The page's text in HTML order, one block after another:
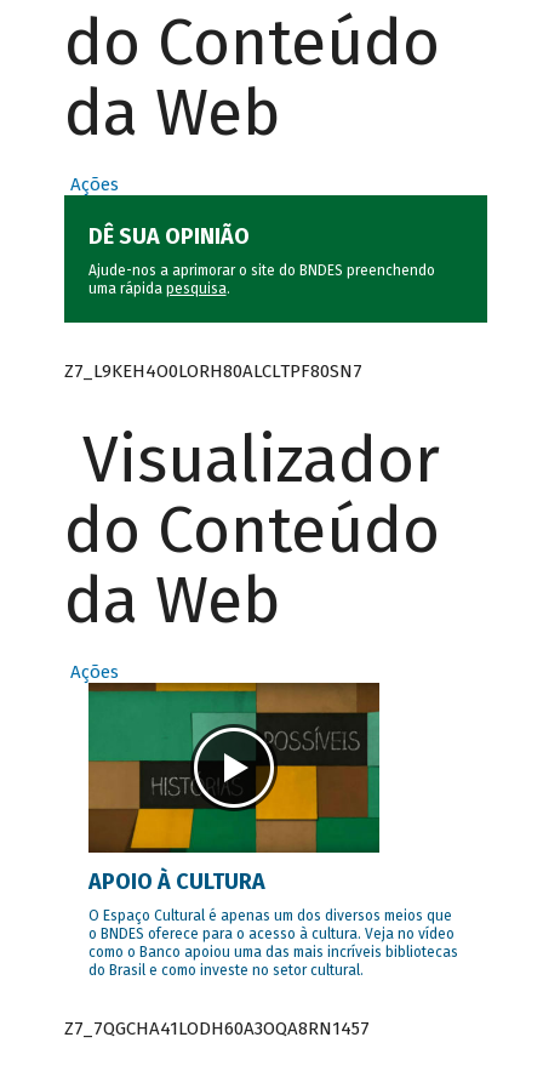
do Conteúdo
da Web
Ações
DÊ SUA OPINIÃO
Ajude-nos a aprimorar o site do BNDES preenchendo
uma rápida pesquisa.
Z7_L9KEH4O0LORH80ALCLTPF80SN7
Visualizador
do Conteúdo
da Web
Ações
APOIO À CULTURA
O Espaço Cultural é apenas um dos diversos meios que
o BNDES oferece para o acesso à cultura. Veja no vídeo
como o Banco apoiou uma das mais incríveis bibliotecas
do Brasil e como investe no setor cultural.
Z7_7QGCHA41LODH60A3OQA8RN1457